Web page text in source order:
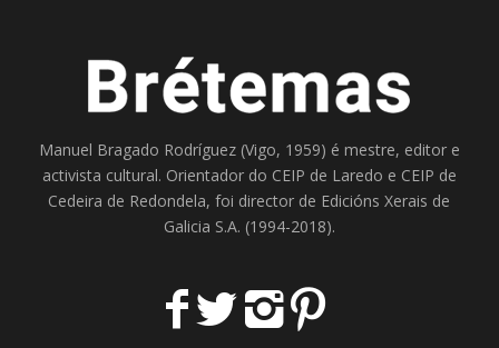
Manuel Bragado Rodríguez (Vigo, 1959) é mestre, editor e
activista cultural. Orientador do CEIP de Laredo e CEIP de
Cedeira de Redondela, foi director de Edicións Xerais de
Galicia S.A. (1994-2018).